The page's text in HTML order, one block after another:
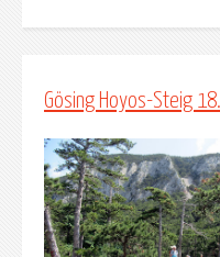
Gösing Hoyos-Steig